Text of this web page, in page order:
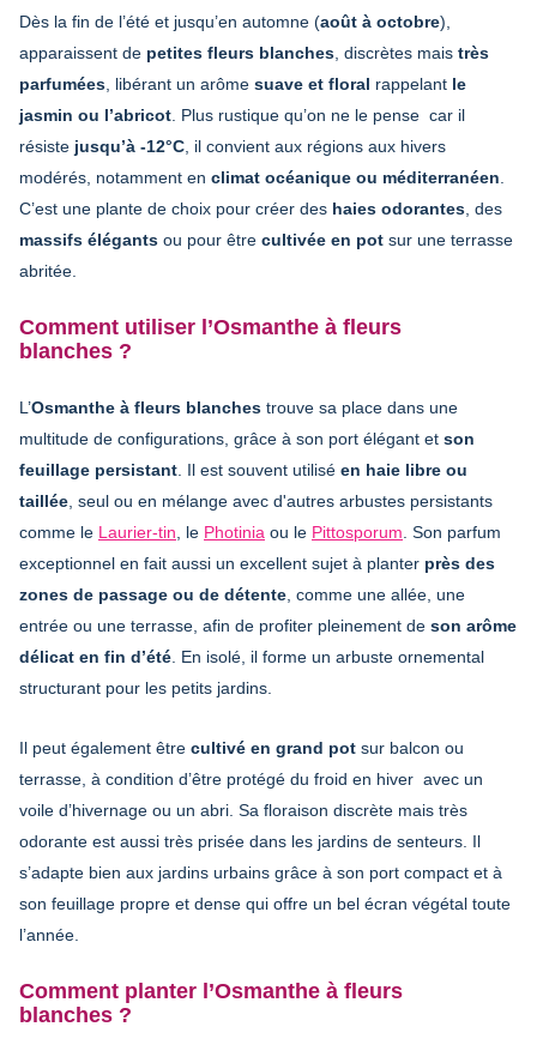
Dès la fin de l’été et jusqu’en automne (août à octobre),
apparaissent de petites fleurs blanches , discrètes mais très
parfumées , libérant un arôme suave et floral rappelant le
jasmin ou l’abricot . Plus rustique qu’on ne le pense car il
résiste jusqu’à -12°C , il convient aux régions aux hivers
modérés, notamment en climat océanique ou méditerranéen
C’est une plante de choix pour créer des haies odorantes , des
massifs élégants ou pour être cultivée en pot sur une terrasse
abritée.
Comment utiliser l’Osmanthe à fleurs
blanches ?
L’Osmanthe à fleurs blanches trouve sa place dans une
multitude de configurations, grâce à son port élégant et son
feuillage persistant . Il est souvent utilisé en haie libre ou
taillée , seul ou en mélange avec d'autres arbustes persistants
comme le Laurier-tin , le Photinia ou le Pittosporum . Son parfum
exceptionnel en fait aussi un excellent sujet à planter près des
zones de passage ou de détente , comme une allée, une
entrée ou une terrasse, afin de profiter pleinement de son arôme
délicat en fin d’été . En isolé, il forme un arbuste ornemental
structurant pour les petits jardins.
Il peut également être cultivé en grand pot sur balcon ou
terrasse, à condition d’être protégé du froid en hiver avec un
voile d’hivernage ou un abri. Sa floraison discrète mais très
odorante est aussi très prisée dans les jardins de senteurs. Il
s’adapte bien aux jardins urbains grâce à son port compact et à
son feuillage propre et dense qui offre un bel écran végétal toute
l’année.
Comment planter l’Osmanthe à fleurs
blanches ?